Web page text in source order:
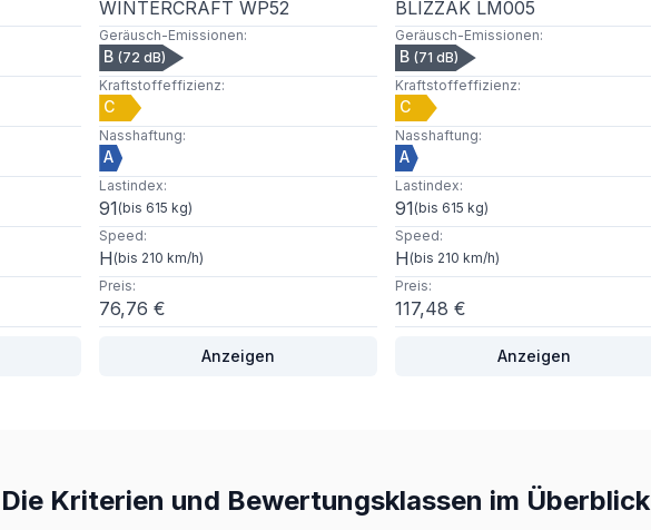
WINTERCRAFT WP52
Geräusch-Emissionen:
B (72 dB)
Kraftstoffeffizienz:
C
Nasshaftung:
A
Lastindex:
91(bis 615 kg)
Speed:
H (bis 210 km/h)
Preis:
76,76 €
Anzeigen
BLIZZAK LM005
Geräusch-Emissionen:
B (71 dB)
Kraftstoffeffizienz:
C
Nasshaftung:
A
Lastindex:
91(bis 615 kg)
Speed:
H (bis 210 km/h)
Preis:
117,48 €
Anzeigen
Die Kriterien und Bewertungsklassen im Überblick